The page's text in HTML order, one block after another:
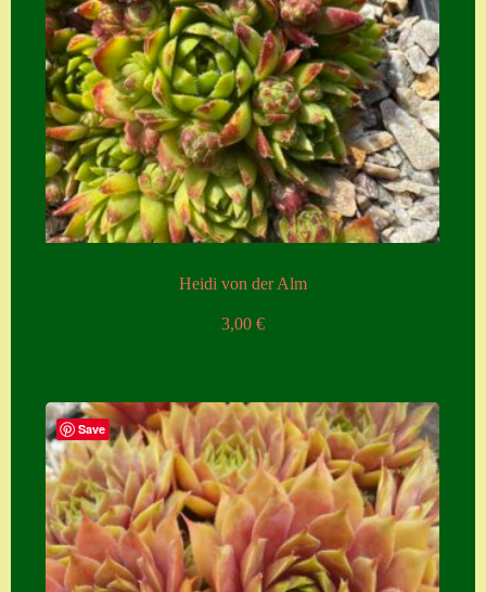
Heidi von der Alm
3,00 €
Save